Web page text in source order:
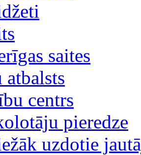
saites
centrs
pieredze
uzdotie